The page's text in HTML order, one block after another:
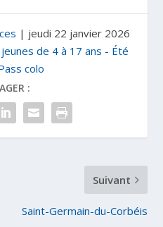
| jeudi 22 janvier 2026
de 4 à 17 ans - Été
colo
:
Suivant
Saint-Germain-du-Corbéis